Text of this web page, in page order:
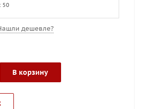
: 50
дешевле?
В корзину